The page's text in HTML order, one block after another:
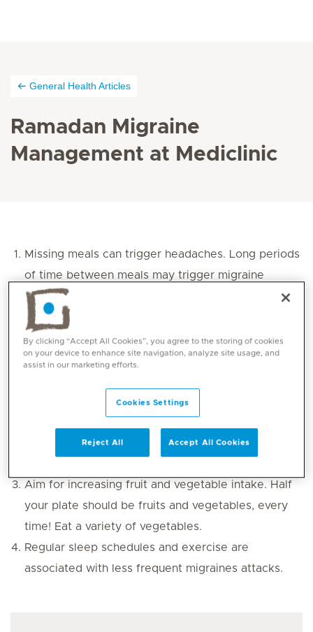
General Health Articles
Ramadan Migraine
Management at Mediclinic
Missing meals can trigger headaches. Long periods
of time between meals may trigger migraine
attacks, or cause headaches to be more
severe because of low blood glucose levels
risk of developing a headache increases with the
amount of time between meals. Migraine patients
meals (absolute need for appropriate souhour meal
Some food to avoid: chocolates, melted cheese,
Aim for increasing fruit and vegetable intake. Half
your plate should be fruits and vegetables, every
time! Eat a variety of vegetables.
Regular sleep schedules and exercise are
associated with less frequent migraines attacks.
By clicking “Accept All Cookies”, you agree to the storing of cookies
on your device to enhance site navigation, analyze site usage, and
assist in our marketing efforts.
Cookies Settings
Reject All Accept All Cookies